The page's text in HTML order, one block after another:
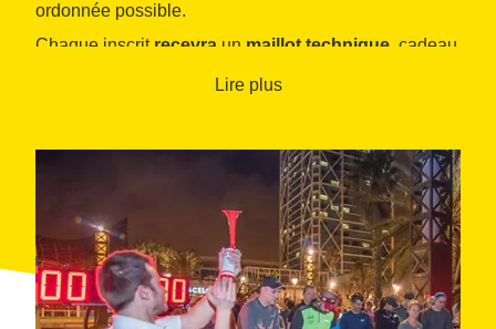
ordonnée possible.
Chaque inscrit recevra un maillot technique , cadeau
recevoir le sac du coureur, où il trouvera divers
Lire plus